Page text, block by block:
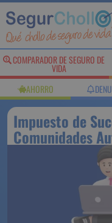
COMPARADOR DE SEGURO DE
VIDA
AHORRO
Impuesto de
Comunidades